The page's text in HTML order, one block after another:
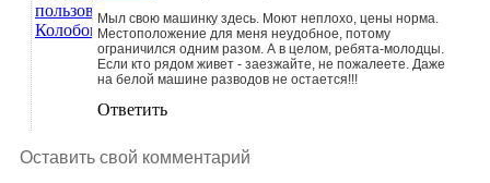
Мыл свою машинку здесь. Моют неплохо, цены норма.
Местоположение для меня неудобное, потому
ограничился одним разом. А в целом, ребята-молодцы.
Если кто рядом живет - заезжайте, не пожалеете. Даже
на белой машине разводов не остается!!!
Ответить
Оставить свой комментарий